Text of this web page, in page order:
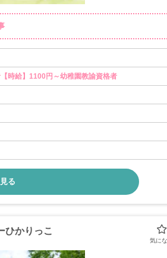
時給】1100円～幼稚園教諭資格者
る
ひかりっこ